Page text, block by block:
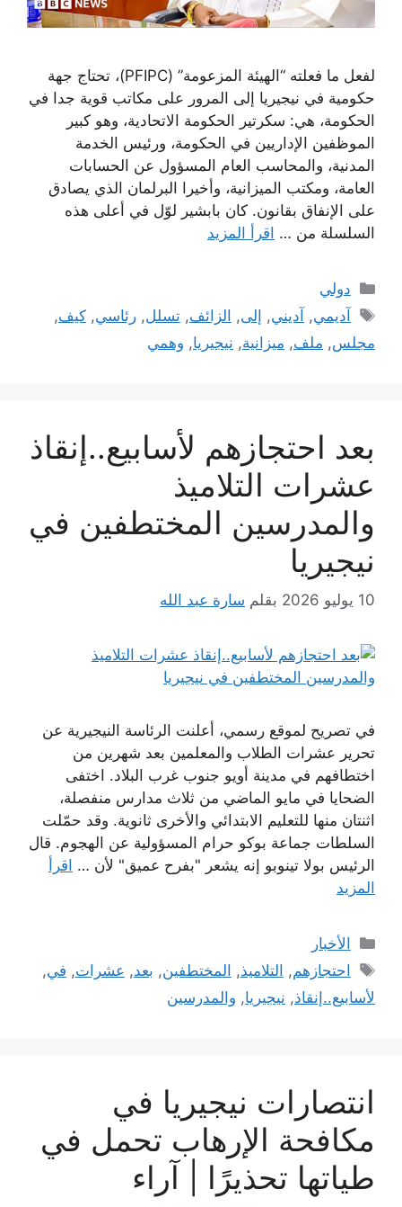
لفعل ما فعلته “الهيئة المزعومة” (PFIPC)، تحتاج جهة
حكومية في نيجيريا إلى المرور على مكاتب قوية جدا في
الحكومة، هي: سكرتير الحكومة الاتحادية، وهو كبير
الموظفين الإداريين في الحكومة، ورئيس الخدمة
المدنية، والمحاسب العام المسؤول عن الحسابات
العامة، ومكتب الميزانية، وأخيرا البرلمان الذي يصادق
على الإنفاق بقانون. كان بابشير لوّل في أعلى هذه
السلسلة من … اقرأ المزيد
التصنيفات
دولي
الوسوم
آديمي, آديني, إلى, الزائف,تسلل,رئاسي,كيف,
مجلس, ملف, ميزانية, نيجيريا, وهمي
بعد احتجازهم لأسابيع..إنقاذ
عشرات التلاميذ
والمدرسين المختطفين في
نيجيريا
10 يوليو 2026 بقلم سارة عبد الله
في تصريح لموقع رسمي، أعلنت الرئاسة النيجيرية عن
تحرير عشرات الطلاب والمعلمين بعد شهرين من
اختطافهم في مدينة أويو جنوب غرب البلاد. اختفى
الضحايا في مايو الماضي من ثلاث مدارس منفصلة،
اثنتان منها للتعليم الابتدائي والأخرى ثانوية. وقد حمّلت
السلطات جماعة بوكو حرام المسؤولية عن الهجوم. قال
الرئيس بولا تينوبو إنه يشعر "بفرح عميق" لأن … اقرأ
المزيد
التصنيفات
الأخبار
الوسوم
احتجازهم, التلاميذ, المختطفين, بعد, عشرات, في,
لأسابيع..إنقاذ, نيجيريا, والمدرسين
انتصارات نيجيريا في
مكافحة الإرهاب تحمل في
طياتها تحذيرًا | آراء